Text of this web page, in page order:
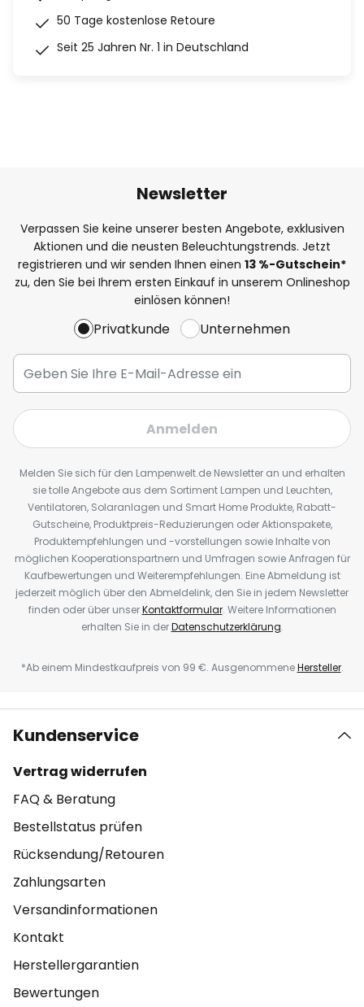
50 Tage kostenlose Retoure
Seit 25 Jahren Nr. 1 in Deutschland
Newsletter
Verpassen Sie keine unserer besten Angebote, exklusiven
Aktionen und die neusten Beleuchtungstrends. Jetzt
registrieren und wir senden Ihnen einen 13 %-Gutschein*
zu, den Sie bei Ihrem ersten Einkauf in unserem Onlineshop
einlösen können!
Privatkunde Unternehmen
Anmelden
Melden Sie sich für den Lampenwelt.de Newsletter an und erhalten
sie tolle Angebote aus dem Sortiment Lampen und Leuchten,
Ventilatoren, Solaranlagen und Smart Home Produkte, Rabatt-
Gutscheine, Produktpreis-Reduzierungen oder Aktionspakete,
Produktempfehlungen und -vorstellungen sowie Inhalte von
möglichen Kooperationspartnern und Umfragen sowie Anfragen für
Kaufbewertungen und Weiterempfehlungen. Eine Abmeldung ist
jederzeit möglich über den Abmeldelink, den Sie in jedem Newsletter
finden oder über unserKontaktformular. Weitere Informationen
erhalten Sie in derDatenschutzerklärung.
*Ab einem Mindestkaufpreis von 99 €. AusgenommeneHersteller.
Kundenservice
Vertrag widerrufen
FAQ & Beratung
Bestellstatus prüfen
Rücksendung/Retouren
Zahlungsarten
Versandinformationen
Kontakt
Herstellergarantien
Bewertungen